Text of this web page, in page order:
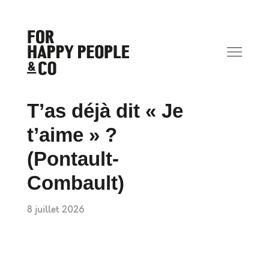
T’as déjà dit « Je
t’aime » ?
(Pontault-
Combault)
8 juillet 2026